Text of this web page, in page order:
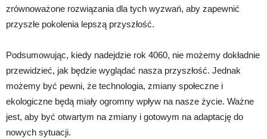
zrównoważone rozwiązania dla tych wyzwań, aby zapewnić
przyszłe pokolenia lepszą przyszłość.
Podsumowując, kiedy nadejdzie rok 4060, nie możemy dokładnie
przewidzieć, jak będzie wyglądać nasza przyszłość. Jednak
możemy być pewni, że technologia, zmiany społeczne i
ekologiczne będą miały ogromny wpływ na nasze życie. Ważne
jest, aby być otwartym na zmiany i gotowym na adaptację do
nowych sytuacji.